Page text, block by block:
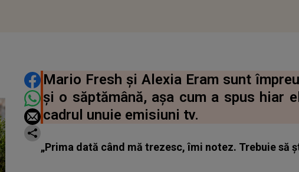
DISTRIBUIE ARTICOLUL
Mario Fresh și Alexia Eram sunt
și o săptămână, așa cum a spus hiar
cadrul unuie emisiuni tv.
„Prima dată când mă trezesc, îmi notez. Trebuie să